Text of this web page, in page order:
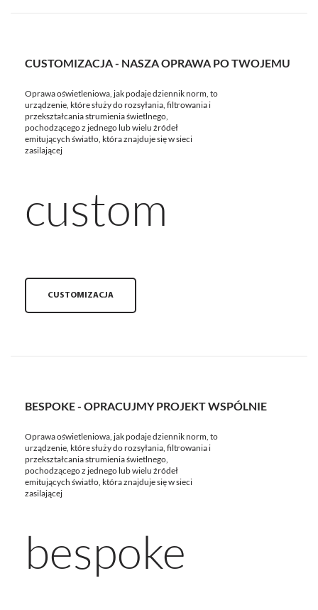
CUSTOMIZACJA - NASZA OPRAWA PO TWOJEMU
Oprawa oświetleniowa, jak podaje dziennik norm, to
urządzenie, które służy do rozsyłania, filtrowania i
przekształcania strumienia świetlnego,
pochodzącego z jednego lub wielu źródeł
emitujących światło, która znajduje się w sieci
zasilającej
custom
CUSTOMIZACJA
BESPOKE - OPRACUJMY PROJEKT WSPÓLNIE
Oprawa oświetleniowa, jak podaje dziennik norm, to
urządzenie, które służy do rozsyłania, filtrowania i
przekształcania strumienia świetlnego,
pochodzącego z jednego lub wielu źródeł
emitujących światło, która znajduje się w sieci
zasilającej
bespoke